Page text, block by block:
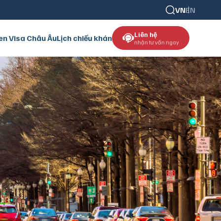
VNEN
Visa Châu ÂuLịch chiếu khán Liên hệ
nhận tư vấn ngay